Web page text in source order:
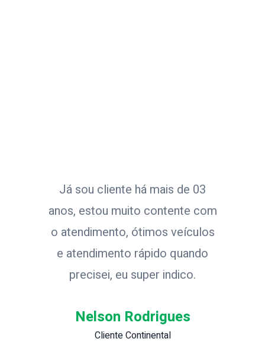
Já sou cliente há mais de 03
anos, estou muito contente com
o atendimento, ótimos veículos
e atendimento rápido quando
precisei, eu super indico.
Nelson Rodrigues
Cliente Continental